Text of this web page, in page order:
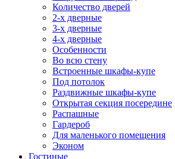
Количество дверей
2-х дверные
3-х дверные
4-х дверные
Особенности
Во всю стену
Встроенные шкафы-купе
Под потолок
Раздвижные шкафы-купе
Открытая секция посередине
Распашные
Гардероб
Для маленького помещения
Эконом
Гостиные